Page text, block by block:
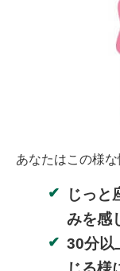
あなたはこの様
じっと
みを感
30分以